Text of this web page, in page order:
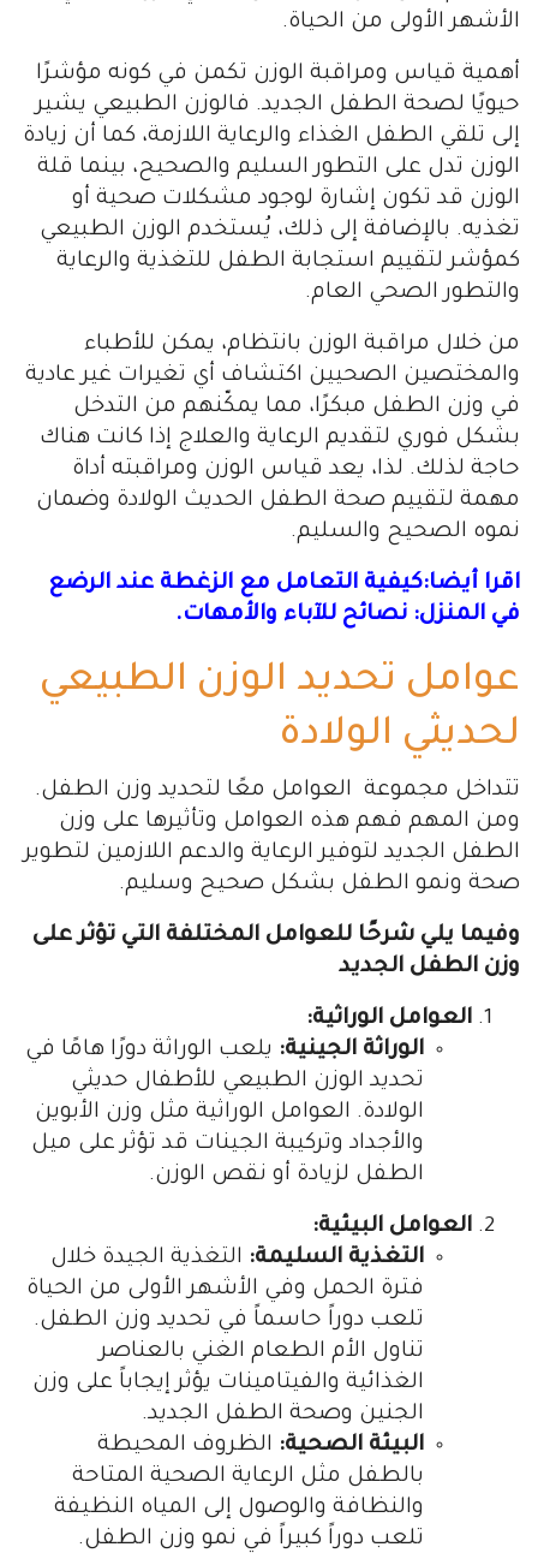
الأشهر الأولى من الحياة.
أهمية قياس ومراقبة الوزن تكمن في كونه مؤشرًا
حيويًا لصحة الطفل الجديد. فالوزن الطبيعي يشير
إلى تلقي الطفل الغذاء والرعاية اللازمة، كما أن زيادة
الوزن تدل على التطور السليم والصحيح، بينما قلة
الوزن قد تكون إشارة لوجود مشكلات صحية أو
تغذيه. بالإضافة إلى ذلك، يُستخدم الوزن الطبيعي
كمؤشر لتقييم استجابة الطفل للتغذية والرعاية
والتطور الصحي العام.
من خلال مراقبة الوزن بانتظام، يمكن للأطباء
والمختصين الصحيين اكتشاف أي تغيرات غير عادية
في وزن الطفل مبكرًا، مما يمكّنهم من التدخل
بشكل فوري لتقديم الرعاية والعلاج إذا كانت هناك
حاجة لذلك. لذا، يعد قياس الوزن ومراقبته أداة
مهمة لتقييم صحة الطفل الحديث الولادة وضمان
نموه الصحيح والسليم.
اقرا أيضا:كيفية التعامل مع الزغطة عند الرضع
في المنزل: نصائح للآباء والأمهات.
عوامل تحديد الوزن الطبيعي
لحديثي الولادة
تتداخل مجموعة العوامل معًا لتحديد وزن الطفل.
ومن المهم فهم هذه العوامل وتأثيرها على وزن
الطفل الجديد لتوفير الرعاية والدعم اللازمين لتطوير
صحة ونمو الطفل بشكل صحيح وسليم.
وفيما يلي شرحًا للعوامل المختلفة التي تؤثر على
وزن الطفل الجديد
العوامل الوراثية:
الوراثة الجينية: يلعب الوراثة دورًا هامًا في
تحديد الوزن الطبيعي للأطفال حديثي
الولادة. العوامل الوراثية مثل وزن الأبوين
والأجداد وتركيبة الجينات قد تؤثر على ميل
الطفل لزيادة أو نقص الوزن.
العوامل البيئية:
التغذية السليمة: التغذية الجيدة خلال
فترة الحمل وفي الأشهر الأولى من الحياة
تلعب دوراً حاسماً في تحديد وزن الطفل.
تناول الأم الطعام الغني بالعناصر
الغذائية والفيتامينات يؤثر إيجاباً على وزن
الجنين وصحة الطفل الجديد.
البيئة الصحية: الظروف المحيطة
بالطفل مثل الرعاية الصحية المتاحة
والنظافة والوصول إلى المياه النظيفة
تلعب دوراً كبيراً في نمو وزن الطفل.